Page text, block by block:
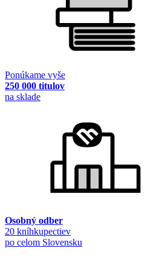
Ponúkame vyše
250 000 titulov
na sklade
Osobný odber
20 kníhkupectiev
po celom Slovensku